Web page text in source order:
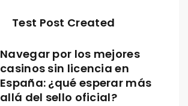
Test Post Created
Navegar por los mejores
casinos sin licencia en
España: ¿qué esperar más
allá del sello oficial?